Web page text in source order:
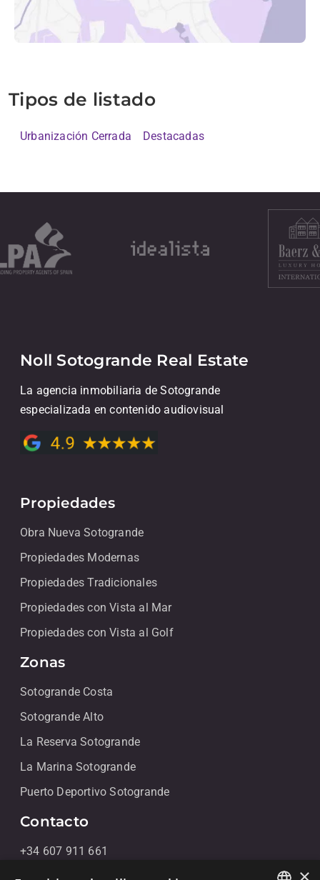
Tipos de listado
Urbanización Cerrada Destacadas
Noll Sotogrande Real Estate
La agencia inmobiliaria de Sotogrande
especializada en contenido audiovisual
Propiedades
Obra Nueva Sotogrande
Propiedades Modernas
Propiedades Tradicionales
Propiedades con Vista al Mar
Propiedades con Vista al Golf
Zonas
Sotogrande Costa
Sotogrande Alto
La Reserva Sotogrande
La Marina Sotogrande
Puerto Deportivo Sotogrande
Contacto
+34 607 911 661
+34 856 091 709